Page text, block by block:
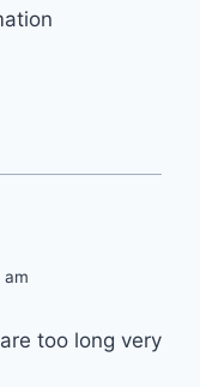
am
too long very